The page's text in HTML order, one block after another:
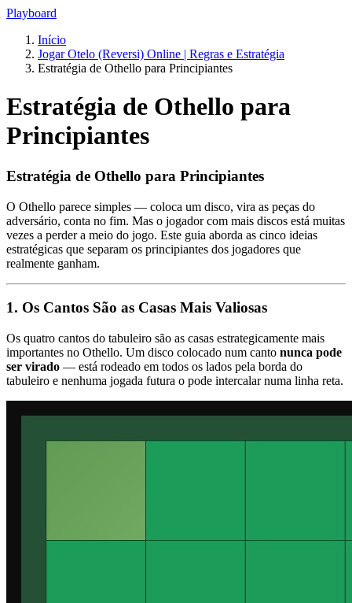
Playboard
Início
Jogar Otelo (Reversi) Online | Regras e Estratégia
Estratégia de Othello para Principiantes
Estratégia de Othello para
Principiantes
Estratégia de Othello para Principiantes
O Othello parece simples — coloca um disco, vira as peças do
adversário, conta no fim. Mas o jogador com mais discos está muitas
vezes a perder a meio do jogo. Este guia aborda as cinco ideias
estratégicas que separam os principiantes dos jogadores que
realmente ganham.
1. Os Cantos São as Casas Mais Valiosas
Os quatro cantos do tabuleiro são as casas estrategicamente mais
importantes no Othello. Um disco colocado num canto nunca pode
ser virado — está rodeado em todos os lados pela borda do
tabuleiro e nenhuma jogada futura o pode intercalar numa linha reta.